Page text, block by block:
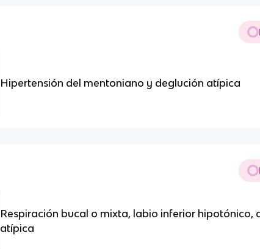
Hipertensión del mentoniano y deglución atípica
Respiración bucal o mixta, labio inferior hipotónico,
atípica